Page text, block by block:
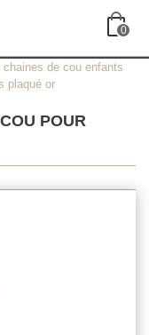
0
chaines de cou enfants
plaqué or
POUR